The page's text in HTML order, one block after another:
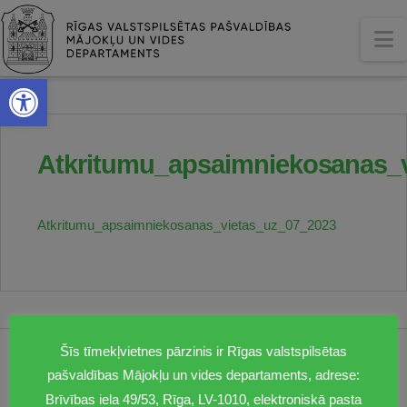
Open toolbar
Atkritumu_apsaimniekosanas_vietas_uz_07_2023
1201
dmv@riga.lv
Šīs tīmekļvietnes pārzinis ir Rīgas valstspilsētas
pašvaldības Mājokļu un vides departaments, adrese:
Brīvības iela 49/53, Rīga, LV-1010, elektroniskā pasta